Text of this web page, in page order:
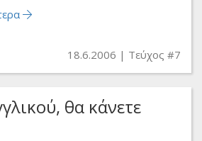
18.6.2006 Τεύχος #7
θα κάνετε